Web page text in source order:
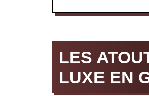
LES
LUXE EN